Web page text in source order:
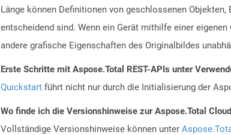
Länge können Definitionen von geschlossenen
entscheidend sind. Wenn ein Gerät mithilfe einer
andere grafische Eigenschaften des Originalbildes
Erste Schritte mit Aspose.Total REST-APIs unter
Quickstart führt nicht nur durch die Initialisierung der
Wo finde ich die Versionshinweise zur Aspose.Total
Vollständige Versionshinweise können unter